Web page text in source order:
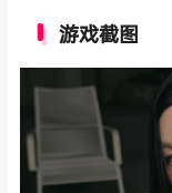
游戏截图